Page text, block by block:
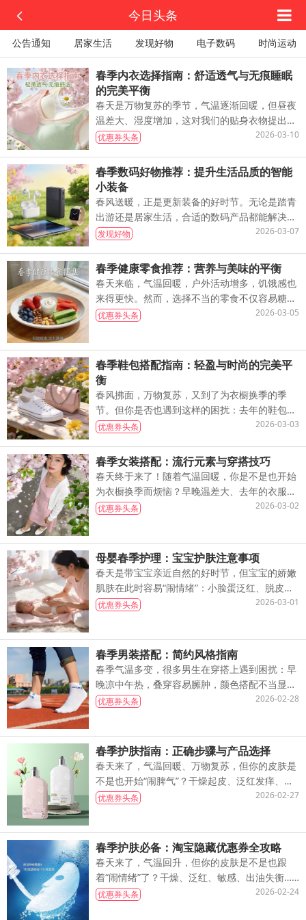
今日头条
公告通知 居家生活 发现好物 电子数码 时尚运动
春季内衣选择指南：舒适透气与无痕睡眠
的完美平衡
春天是万物复苏的季节，气温逐渐回暖，但昼夜
温差大、湿度增加，这对我们的贴身衣物提出了
新的挑战。一件合适的内衣不仅能带来全天的舒
优惠券头条 2026-03-10
春季数码好物推荐：提升生活品质的智能
小装备
春风送暖，正是更新装备的好时节。无论是踏青
出游还是居家生活，合适的数码产品都能解决你
的小烦恼，增添生活乐趣。今天为你精选几款春
发现好物 2026-03-07
春季健康零食推荐：营养与美味的平衡
春天来临，气温回暖，户外活动增多，饥饿感也
来得更快。然而，选择不当的零食不仅容易糖分
超标，还可能让春季养生的努力白费。如何在解
优惠券头条 2026-03-05
春季鞋包搭配指南：轻盈与时尚的完美平
衡
春风拂面，万物复苏，又到了为衣橱换季的季
节。但你是否也遇到这样的困扰：去年的鞋包感
觉过时了，新买的款式不知道怎么搭配，想要时
优惠券头条 2026-03-03
春季女装搭配：流行元素与穿搭技巧
春天终于来了！随着气温回暖，你是不是也开始
为衣橱换季而烦恼？早晚温差大、去年的衣服不
想再穿、不知道今年流行什么……这些春季穿搭
优惠券头条 2026-03-02
母婴春季护理：宝宝护肤注意事项
春天是带宝宝亲近自然的好时节，但宝宝的娇嫩
肌肤在此时容易“闹情绪”：小脸蛋泛红、脱皮，
身上冒小红疹，宝宝因瘙痒而哭闹、睡不安
优惠券头条 2026-03-01
春季男装搭配：简约风格指南
春季气温多变，很多男生在穿搭上遇到困扰：早
晚凉中午热，叠穿容易臃肿，颜色搭配不当显廉
价。其实只要掌握“简约风格”的核心原则，就能
优惠券头条 2026-02-28
春季护肤指南：正确步骤与产品选择
春天来了，气温回暖、万物复苏，但你的皮肤是
不是也开始“闹脾气”？干燥起皮、泛红发痒、突
然冒痘……这些春季皮肤问题其实很常见。今天
优惠券头条 2026-02-27
春季护肤必备：淘宝隐藏优惠券全攻略
春天来了，气温回升，但你的皮肤是不是也跟
着“闹情绪”了？干燥、泛红、敏感、出油失衡……
这些春季常见的皮肤问题，相信很多姐妹都深有
优惠券头条 2026-02-24